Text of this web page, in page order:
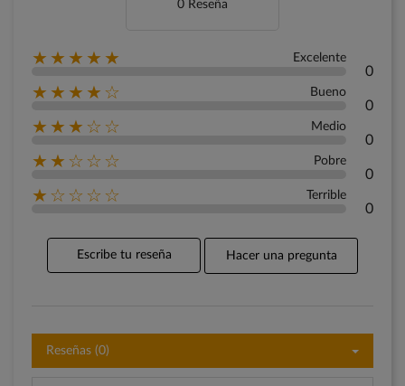
0 Reseña
★★★★★ Excelente
0
★★★★☆ Bueno
0
★★★☆☆ Medio
0
★★☆☆☆ Pobre
0
★☆☆☆☆ Terrible
0
Escribe tu reseña Hacer una pregunta
Reseñas (0)